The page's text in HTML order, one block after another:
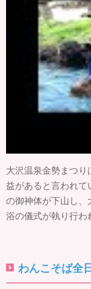
大沢温泉金勢まつり
益があると言われて
の御神体が下山し、
浴の儀式が執り行わ
わんこそば全